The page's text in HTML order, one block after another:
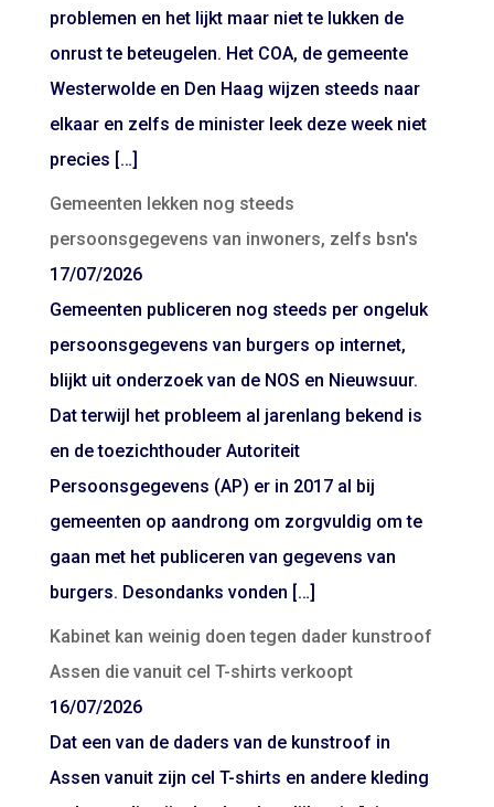
problemen en het lijkt maar niet te lukken de
onrust te beteugelen. Het COA, de gemeente
Westerwolde en Den Haag wijzen steeds naar
elkaar en zelfs de minister leek deze week niet
precies […]
Gemeenten lekken nog steeds
persoonsgegevens van inwoners, zelfs bsn's
17/07/2026
Gemeenten publiceren nog steeds per ongeluk
persoonsgegevens van burgers op internet,
blijkt uit onderzoek van de NOS en Nieuwsuur.
Dat terwijl het probleem al jarenlang bekend is
en de toezichthouder Autoriteit
Persoonsgegevens (AP) er in 2017 al bij
gemeenten op aandrong om zorgvuldig om te
gaan met het publiceren van gegevens van
burgers. Desondanks vonden […]
Kabinet kan weinig doen tegen dader kunstroof
Assen die vanuit cel T-shirts verkoopt
16/07/2026
Dat een van de daders van de kunstroof in
Assen vanuit zijn cel T-shirts en andere kleding